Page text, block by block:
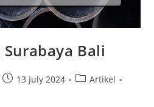
Bali
13 July 2024
Artikel